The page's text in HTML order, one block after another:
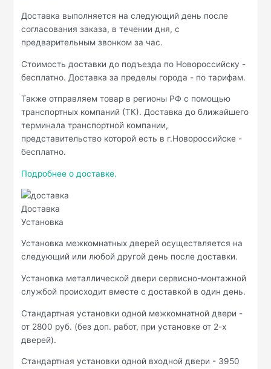
Доставка выполняется на следующий день после
согласования заказа, в течении дня, с
предварительным звонком за час.
Стоимость доставки до подъезда по Новороссийску -
бесплатно. Доставка за пределы города - по тарифам.
Также отправляем товар в регионы РФ с помощью
транспортных компаний (ТК). Доставка до ближайшего
терминала транспортной компании,
представительство которой есть в г.Новороссийске -
бесплатно.
Подробнее о доставке.
Доставка
Установка
Установка межкомнатных дверей осуществляется на
следующий или любой другой день после доставки.
Установка металлической двери сервисно-монтажной
службой происходит вместе с доставкой в один день.
Стандартная установки одной межкомнатной двери -
от 2800 руб. (без доп. работ, при установке от 2-х
дверей).
Стандартная установки одной входной двери - 3950